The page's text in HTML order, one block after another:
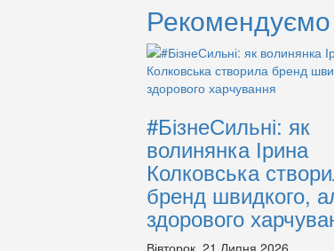
Рекомендуємо
#БізнеСильні: як
волинянка Ірина
Колковська
бренд швидкого,
здорового